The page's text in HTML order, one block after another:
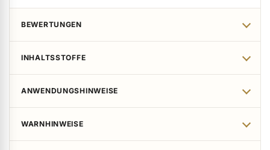
BEWERTUNGEN
INHALTSSTOFFE
ANWENDUNGSHINWEISE
WARNHINWEISE